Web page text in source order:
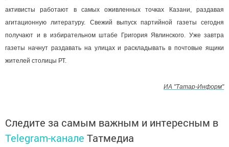
активисты работают в самых оживленных точках Казани, раздавая
агитационную литературу. Свежий выпуск партийной газеты сегодня
получают и в избирательном штабе Григория Явлинского. Уже завтра
газеты начнут раздавать на улицах и раскладывать в почтовые ящики
жителей столицы РТ.
ИА "Татар-Информ"
Следите за самым важным и интересным в
Telegram-канале Татмедиа